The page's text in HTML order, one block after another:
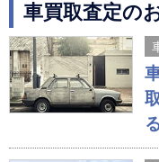
車買取査定の